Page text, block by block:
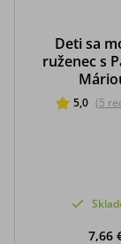
Deti sa
ruženec s
5,0 (5
7,66